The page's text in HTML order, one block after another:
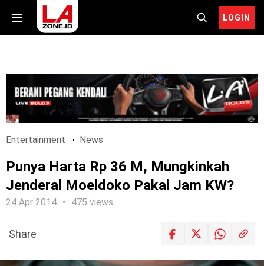
LOGIN
Entertainment News
Punya Harta Rp 36 M, Mungkinkah
Jenderal Moeldoko Pakai Jam KW?
24 Apr 2014 475 views
Share